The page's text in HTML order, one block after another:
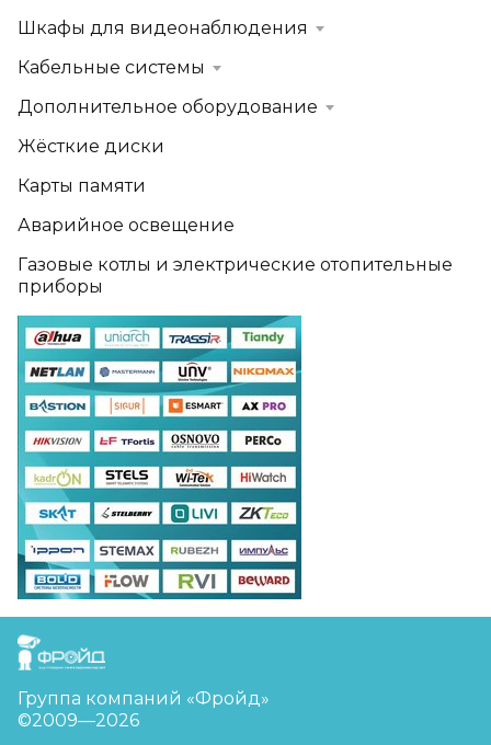
Шкафы для видеонаблюдения
Кабельные системы
Дополнительное оборудование
Жёсткие диски
Карты памяти
Аварийное освещение
Газовые котлы и электрические отопительные
приборы
FreudGroup
Группа компаний «Фройд»
©2009—2026